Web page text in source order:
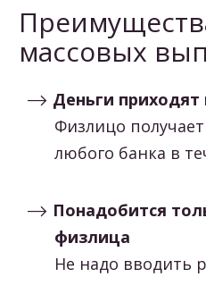
массовых
Деньги приходят
Физлицо
любого банка в
Понадобится
физлица
Не надо вводить